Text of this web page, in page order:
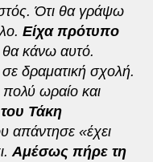
Ότι θα γράψω
Είχα πρότυπο
θα κάνω αυτό.
δραματική σχολή.
ωραίο και
Τάκη
απάντησε «έχει
Αμέσως πήρε τη